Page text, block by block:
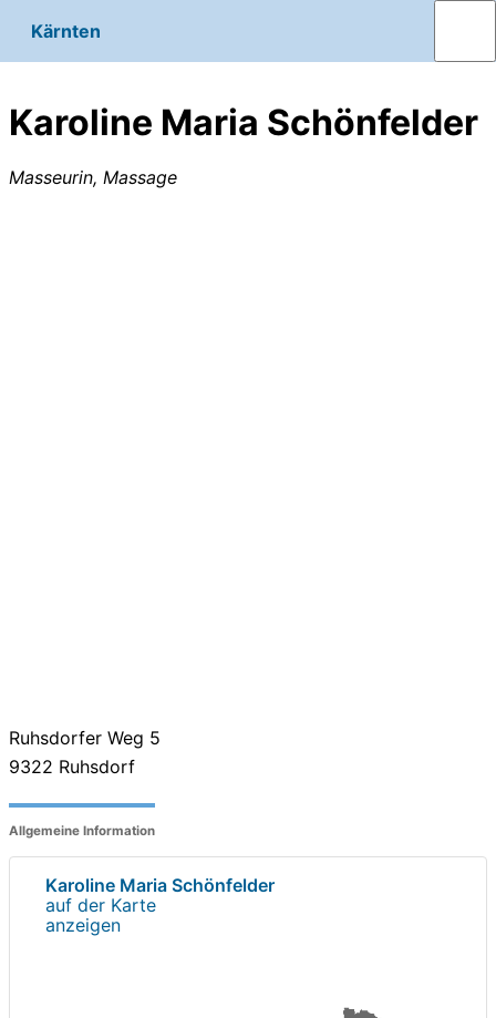
Kärnten
Karoline Maria Schönfelder
Masseurin, Massage
Ruhsdorfer Weg 5
9322 Ruhsdorf
Allgemeine Information
Karoline Maria Schönfelder
auf der Karte
anzeigen